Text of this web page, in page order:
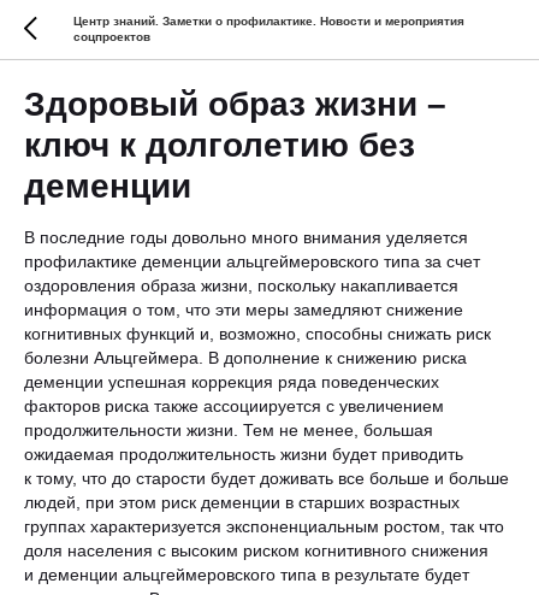
Центр знаний. Заметки о профилактике. Новости и мероприятия
соцпроектов
Здоровый образ жизни –
ключ к долголетию без
деменции
В последние годы довольно много внимания уделяется
профилактике деменции альцгеймеровского типа за счет
оздоровления образа жизни, поскольку накапливается
информация о том, что эти меры замедляют снижение
когнитивных функций и, возможно, способны снижать риск
болезни Альцгеймера. В дополнение к снижению риска
деменции успешная коррекция ряда поведенческих
факторов риска также ассоциируется с увеличением
продолжительности жизни. Тем не менее, большая
ожидаемая продолжительность жизни будет приводить
к тому, что до старости будет доживать все больше и больше
людей, при этом риск деменции в старших возрастных
группах характеризуется экспоненциальным ростом, так что
доля населения с высоким риском когнитивного снижения
и деменции альцгеймеровского типа в результате будет